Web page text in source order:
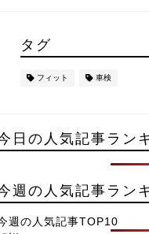
タグ
フィット 車検
日の人気記事ラン
週の人気記事ラン
週の人気記事TOP10